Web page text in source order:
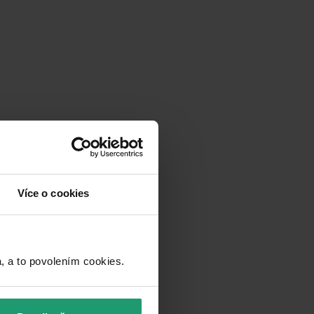
Více o cookies
a to povolením cookies.​